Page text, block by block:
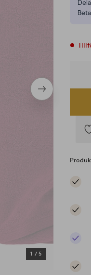
Nästa
produkt
1 / 5
till
i